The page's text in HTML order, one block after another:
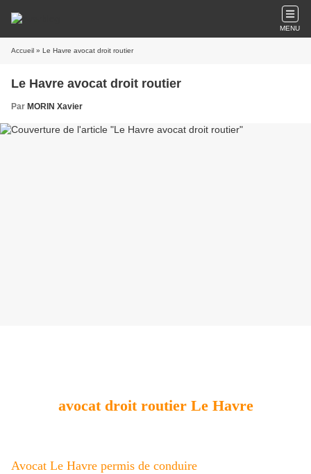
MENU
Accueil » Le Havre avocat droit routier
Le Havre avocat droit routier
Par MORIN Xavier
avocat droit routier Le Havre
Avocat Le Havre permis de conduire